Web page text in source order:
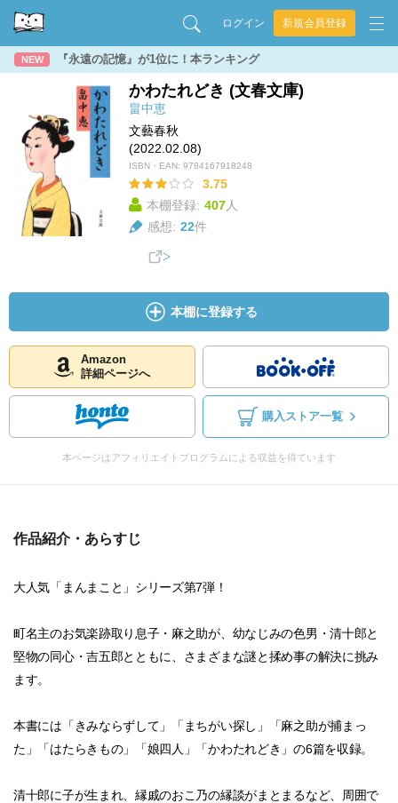
ログイン 新規会員登録
NEW 『永遠の記憶』が1位に！本ランキング
かわたれどき (文春文庫)
畠中恵
文藝春秋
(2022.02.08)
ISBN・EAN: 9784167918248
3.75
本棚登録: 407人
感想: 22件
本棚に登録する
Amazon
詳細ページへ
購入ストア一覧
本ページはアフィリエイトプログラムによる収益を得ています
作品紹介・あらすじ
大人気「まんまこと」シリーズ第7弾！
町名主のお気楽跡取り息子・麻之助が、幼なじみの色男・清十郎と
堅物の同心・吉五郎とともに、さまざまな謎と揉め事の解決に挑み
ます。
本書には「きみならずして」「まちがい探し」「麻之助が捕まっ
た」「はたらきもの」「娘四人」「かわたれどき」の6篇を収録。
清十郎に子が生まれ、縁戚のおこ乃の縁談がまとまるなど、周囲で